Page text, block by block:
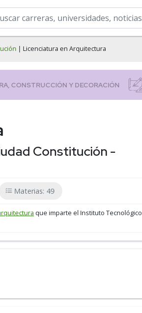
| Licenciatura en Arquitectura
Constitución -
Materias: 49
que imparte el Instituto Tecnológico